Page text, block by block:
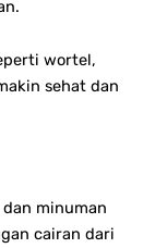
wortel,
sehat dan
minuman
cairan dari